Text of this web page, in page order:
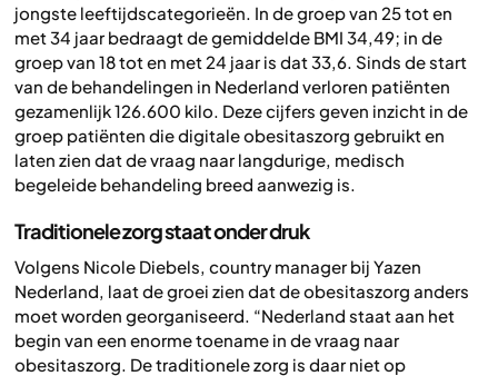
jongste leeftijdscategorieën. In de groep van 25 tot en
met 34 jaar bedraagt de gemiddelde BMI 34,49; in de
groep van 18 tot en met 24 jaar is dat 33,6. Sinds de start
van de behandelingen in Nederland verloren patiënten
gezamenlijk 126.600 kilo. Deze cijfers geven inzicht in de
groep patiënten die digitale obesitaszorg gebruikt en
laten zien dat de vraag naar langdurige, medisch
begeleide behandeling breed aanwezig is.
Traditionele zorg staat onder druk
Volgens Nicole Diebels, country manager bij Yazen
Nederland, laat de groei zien dat de obesitaszorg anders
moet worden georganiseerd. “Nederland staat aan het
begin van een enorme toename in de vraag naar
obesitaszorg. De traditionele zorg is daar niet op